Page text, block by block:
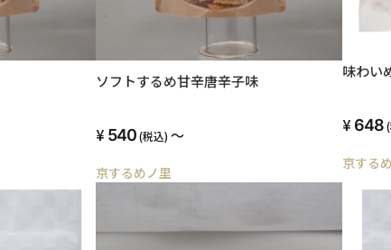
ソフトするめ甘辛唐辛子味
540(税込) ～
京するめノ里
味わ
648
京する